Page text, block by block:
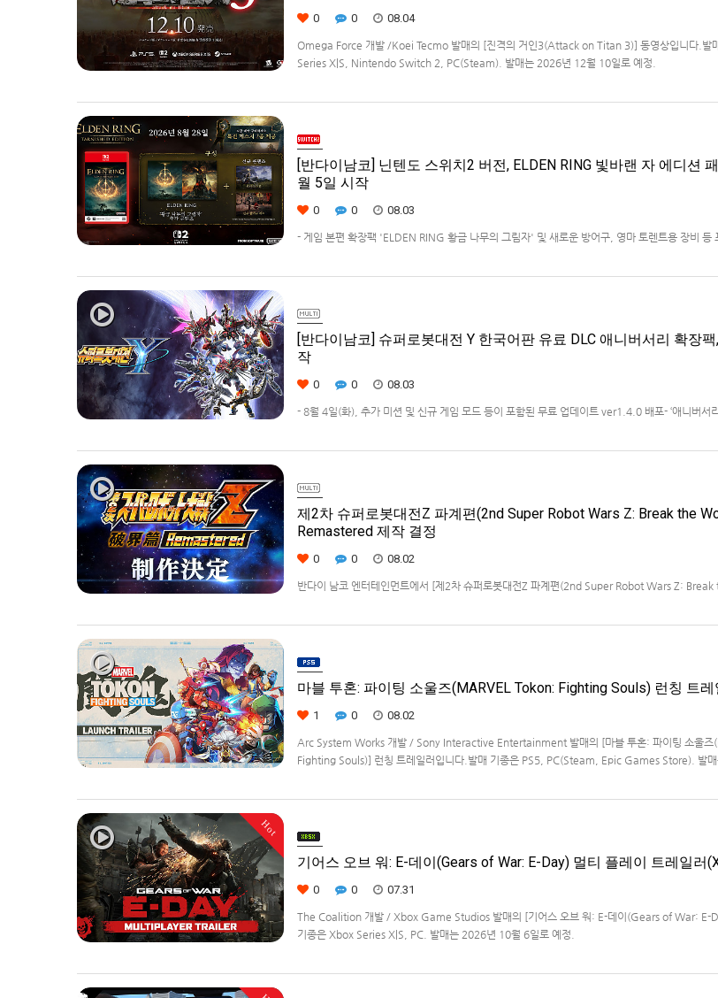
0 0 08.04
Omega Force 개발 /Koei Tecmo 발매의 [진격의 거인3(Attack on Titan 3)] 동영상입니다.발
Series X|S, Nintendo Switch 2, PC(Steam). 발매는 2026년 12월 10일로 예정.
[반다이남코] 닌텐도 스위치2 버전, ELDEN RING 빛바랜 자 에디션
월 5일 시작
0 0 08.03
- 게임 본편 확장팩 'ELDEN RING 황금 나무의 그림자' 및 새로운 방어구, 영마 토렌트용 장비 등
[반다이남코] 슈퍼로봇대전 Y 한국어판 유료 DLC 애니버서리 확장
작
0 0 08.03
- 8월 4일(화), 추가 미션 및 신규 게임 모드 등이 포함된 무료 업데이트 ver1.4.0 배포- ‘애니버서
제2차 슈퍼로봇대전Z 파계편(2nd Super Robot Wars Z: Break the
Remastered 제작 결정
0 0 08.02
반다이 남코 엔터테인먼트에서 [제2차 슈퍼로봇대전Z 파계편(2nd Super Robot Wars Z:
마블 투혼: 파이팅 소울즈(MARVEL Tokon: Fighting Souls) 런칭 트레
1 0 08.02
Arc System Works 개발 / Sony Interactive Entertainment 발매의 [마블 투혼: 파이팅 소울즈
Fighting Souls)] 런칭 트레일러입니다.발매 기종은 PS5, PC(Steam, Epic Games Store). 발매
Hot
기어스 오브 워: E-데이(Gears of War: E-Day) 멀티 플레이 트레일러
0 0 07.31
The Coalition 개발 / Xbox Game Studios 발매의 [기어스 오브 워: E-데이(Gears of War: E-
기종은 Xbox Series X|S, PC. 발매는 2026년 10월 6일로 예정.